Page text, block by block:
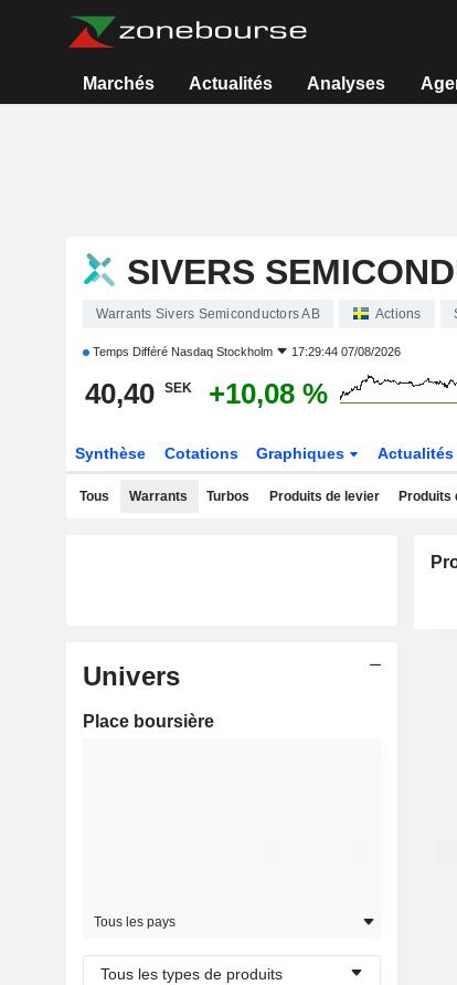
Marchés Actualités Analyses
SIVERS
Warrants Sivers Semiconductors AB Actions
Temps Différé Nasdaq Stockholm 17:29:44 07/08/2026
40,40 SEK +10,08 %
Synthèse Cotations Graphiques Actualités
Tous Warrants Turbos Produits de levier Produits
Univers
Place boursière
Tous les pays
Tous les types de produits